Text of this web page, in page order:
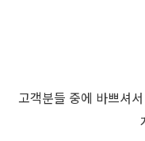
고객분들 중에 바쁘셔